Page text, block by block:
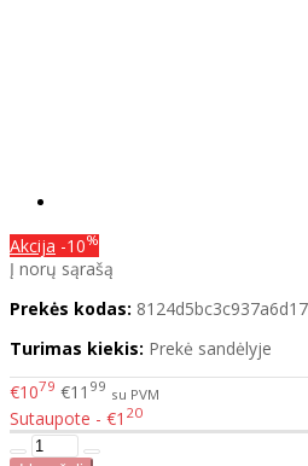
Akcija -10%
Į norų sąrašą
Prekės kodas:
Turimas kiekis: Prekė sandėlyje
€1079 €11 99 su PVM
Sutaupote - €1 20